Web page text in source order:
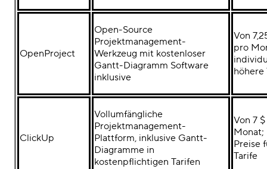
OpenProject
Open-Source
Projektmanagement-
Werkzeug mit kostenloser
Gantt-Diagramm Software
inklusive
Von
pro
höhere
ClickUp
Vollumfängliche
Projektmanagement-
Plattform, inklusive Gantt-
Diagramme in
kostenpflichtigen Tarifen
Von 7
Preise
Tarife